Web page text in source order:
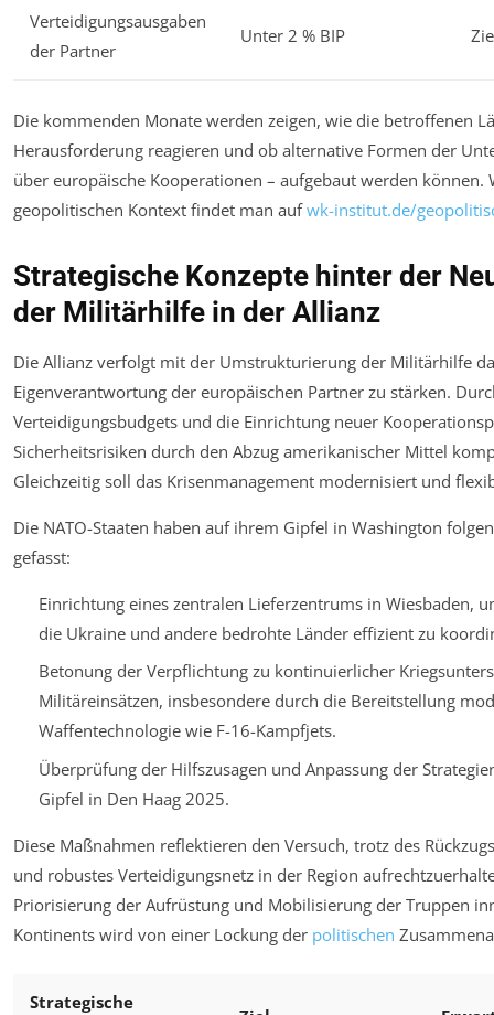
Verteidigungsausgaben
der Partner
Unter 2 % BIP
Die kommenden Monate werden zeigen, wie die betroffenen
Herausforderung reagieren und ob alternative Formen der
über europäische Kooperationen – aufgebaut werden können.
geopolitischen Kontext findet man aufwk-institut.de/
Strategische Konzepte hinter der
der Militärhilfe in der Allianz
Die Allianz verfolgt mit der Umstrukturierung der Militärhilfe
Eigenverantwortung der europäischen Partner zu stärken.
Verteidigungsbudgets und die Einrichtung neuer
Sicherheitsrisiken durch den Abzug amerikanischer Mittel
Gleichzeitig soll das Krisenmanagement modernisiert und
Die NATO-Staaten haben auf ihrem Gipfel in Washington
gefasst:
Einrichtung eines zentralen Lieferzentrums in Wiesbaden,
die Ukraine und andere bedrohte Länder effizient zu
Betonung der Verpflichtung zu kontinuierlicher
Militäreinsätzen, insbesondere durch die Bereitstellung
Waffentechnologie wie F-16-Kampfjets.
Überprüfung der Hilfszusagen und Anpassung der
Gipfel in Den Haag 2025.
Diese Maßnahmen reflektieren den Versuch, trotz des
und robustes Verteidigungsnetz in der Region
Priorisierung der Aufrüstung und Mobilisierung der Truppen
Kontinents wird von einer Lockung der politischen
Strategische